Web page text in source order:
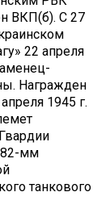
ВКП(б). С 27
22 апреля
Награжден
1945 г.
82-мм
танкового